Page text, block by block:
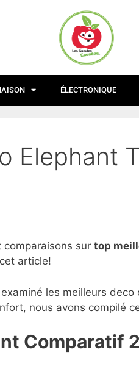
ÉLECTRONIQUE
Elephant
sur top
article!
les meilleurs deco
nous avons compilé
Comparatif